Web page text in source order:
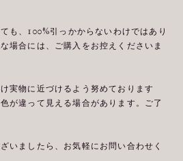
も、100%引っかからないわけではあり
場合には、ご購入をお控えくださいま
実物に近づけるよう努めております
が違って見える場合があります。ご了
いましたら、お気軽にお問い合わせく